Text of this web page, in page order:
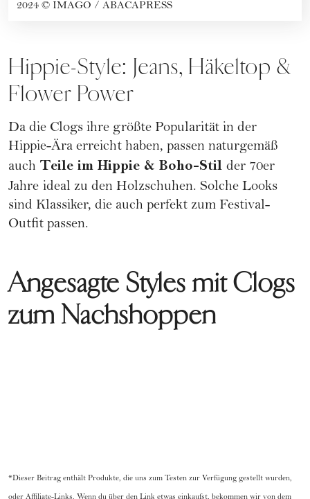
2024 © IMAGO / ABACAPRESS
Hippie-Style: Jeans, Häkeltop &
Flower Power
Da die Clogs ihre größte Popularität in der
Hippie-Ära erreicht haben, passen naturgemäß
auch Teile im Hippie & Boho-Stil der 70er
Jahre ideal zu den Holzschuhen. Solche Looks
sind Klassiker, die auch perfekt zum Festival-
Outfit passen.
Angesagte Styles mit Clogs
zum Nachshoppen
*Dieser Beitrag enthält Produkte, die uns zum Testen zur Verfügung gestellt wurden,